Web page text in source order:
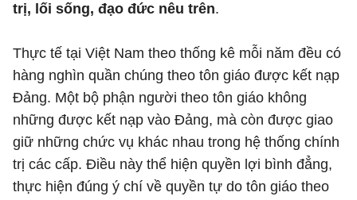
trị, lối sống, đạo đức nêu trên.
Thực tế tại Việt Nam theo thống kê mỗi năm đều có
hàng nghìn quần chúng theo tôn giáo được kết nạp
Đảng. Một bộ phận người theo tôn giáo không
những được kết nạp vào Đảng, mà còn được giao
giữ những chức vụ khác nhau trong hệ thống chính
trị các cấp. Điều này thể hiện quyền lợi bình đẳng,
thực hiện đúng ý chí về quyền tự do tôn giáo theo